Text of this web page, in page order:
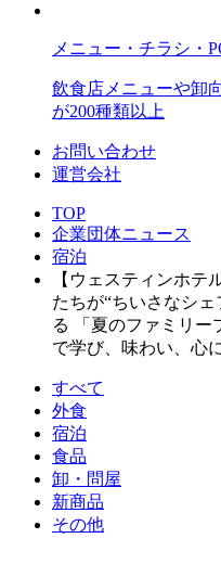
メニュー・チラシ・
飲食店メニューや卸
が200種類以上
お問い合わせ
運営会社
TOP
企業団体ニュース
宿泊
【ウェスティンホテ
たちが“ちいさなシ
る 「夏のファミリ
で学び、味わい、心
すべて
外食
宿泊
食品
卸・問屋
新商品
その他